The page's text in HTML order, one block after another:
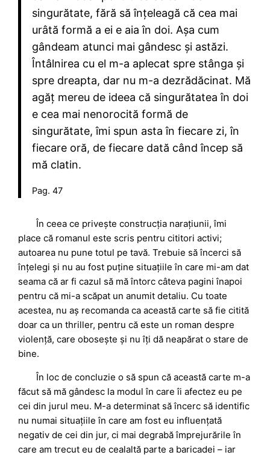
singurătate, fără să înțeleagă că cea mai
urâtă formă a ei e aia în doi. Așa cum
gândeam atunci mai gândesc și astăzi.
Întâlnirea cu el m-a aplecat spre stânga și
spre dreapta, dar nu m-a dezrădăcinat. Mă
agăț mereu de ideea că singurătatea în doi
e cea mai nenorocită formă de
singurătate, îmi spun asta în fiecare zi, în
fiecare oră, de fiecare dată când încep să
mă clatin.
Pag. 47
În ceea ce privește construcția narațiunii, îmi
place că romanul este scris pentru cititori activi;
autoarea nu pune totul pe tavă. Trebuie să încerci să
înțelegi și nu au fost puține situațiile în care mi-am dat
seama că ar fi cazul să mă întorc câteva pagini înapoi
pentru că mi-a scăpat un anumit detaliu. Cu toate
acestea, nu aș recomanda ca această carte să fie citită
doar ca un thriller, pentru că este un roman despre
violență, care obosește și nu îți dă neapărat o stare de
bine.
În loc de concluzie o să spun că această carte m-a
făcut să mă gândesc la modul în care îi afectez eu pe
cei din jurul meu. M-a determinat să încerc să identific
nu numai situațiile în care am fost eu influențată
negativ de cei din jur, ci mai degrabă împrejurările în
care am trecut eu de cealaltă parte a baricadei – iar